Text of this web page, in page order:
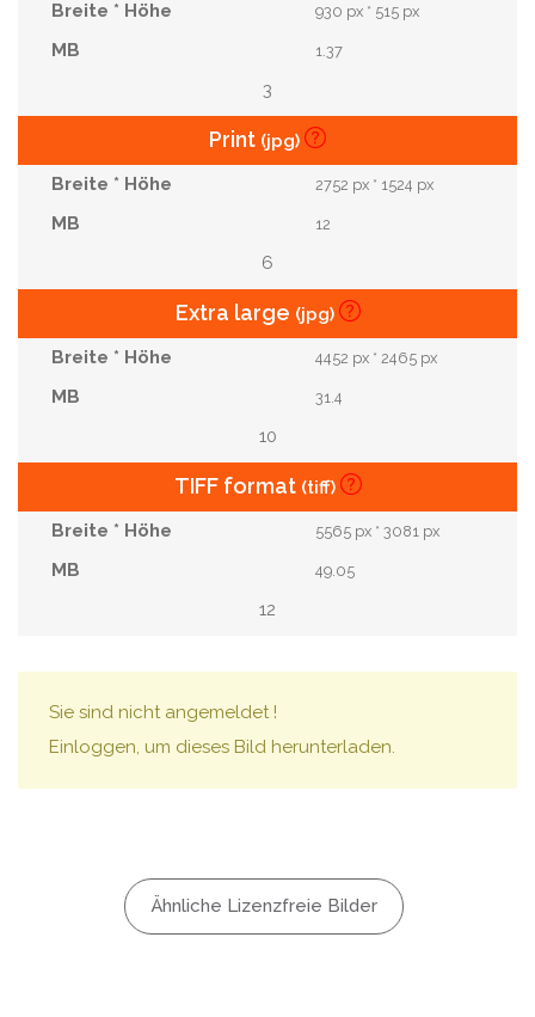
930 px * 515 px
1.37
3
Print (jpg)
2752 px * 1524 px
12
6
Extra large (jpg)
4452 px * 2465 px
31.4
10
TIFF format (tiff)
5565 px * 3081 px
49.05
12
Sie sind nicht angemeldet !
Einloggen, um dieses Bild herunterladen.
Ähnliche Lizenzfreie Bilder